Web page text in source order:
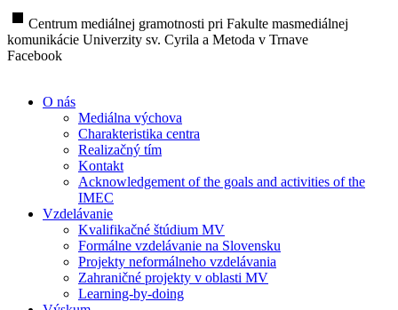
stop Centrum mediálnej gramotnosti pri Fakulte masmediálnej
komunikácie Univerzity sv. Cyrila a Metoda v Trnave
Facebook
O nás
Mediálna výchova
Charakteristika centra
Realizačný tím
Kontakt
Acknowledgement of the goals and activities of the
IMEC
Vzdelávanie
Kvalifikačné štúdium MV
Formálne vzdelávanie na Slovensku
Projekty neformálneho vzdelávania
Zahraničné projekty v oblasti MV
Learning-by-doing